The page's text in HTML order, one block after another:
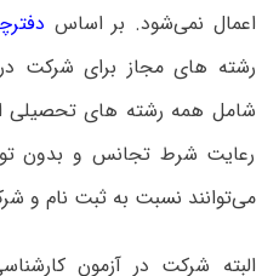
اعمال نمی‌شود. بر اساس
رشته های مجاز برای شرکت
شامل همه رشته های تحصیلی
رعایت شرط تجانس و بدون
می‌توانند نسبت به ثبت نام و
البته شرکت در آزمون